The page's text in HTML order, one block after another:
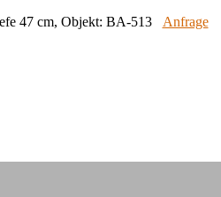
47 cm, Objekt: BA-513 Anfrage